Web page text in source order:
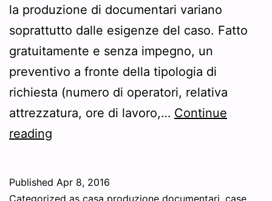
la produzione di documentari variano
soprattutto dalle esigenze del caso. Fatto
gratuitamente e senza impegno, un
preventivo a fronte della tipologia di
richiesta (numero di operatori, relativa
attrezzatura, ore di lavoro,… Continue
reading
Published Apr 8, 2016
Categorized as casa produzione documentari, case